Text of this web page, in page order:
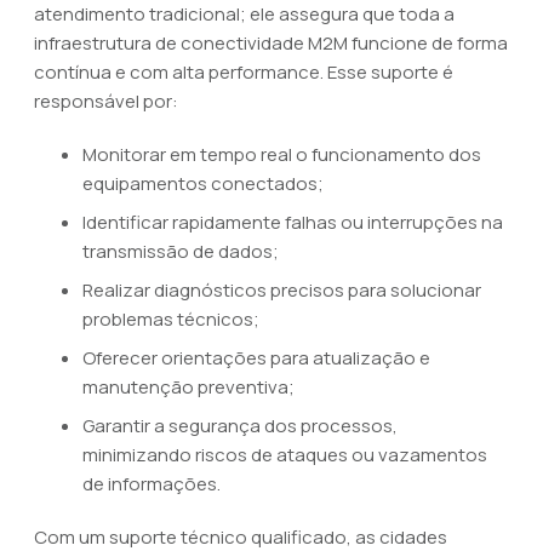
atendimento tradicional; ele assegura que toda a
infraestrutura de conectividade M2M funcione de forma
contínua e com alta performance. Esse suporte é
responsável por:
Monitorar em tempo real o funcionamento dos
equipamentos conectados;
Identificar rapidamente falhas ou interrupções na
transmissão de dados;
Realizar diagnósticos precisos para solucionar
problemas técnicos;
Oferecer orientações para atualização e
manutenção preventiva;
Garantir a segurança dos processos,
minimizando riscos de ataques ou vazamentos
de informações.
Com um suporte técnico qualificado, as cidades